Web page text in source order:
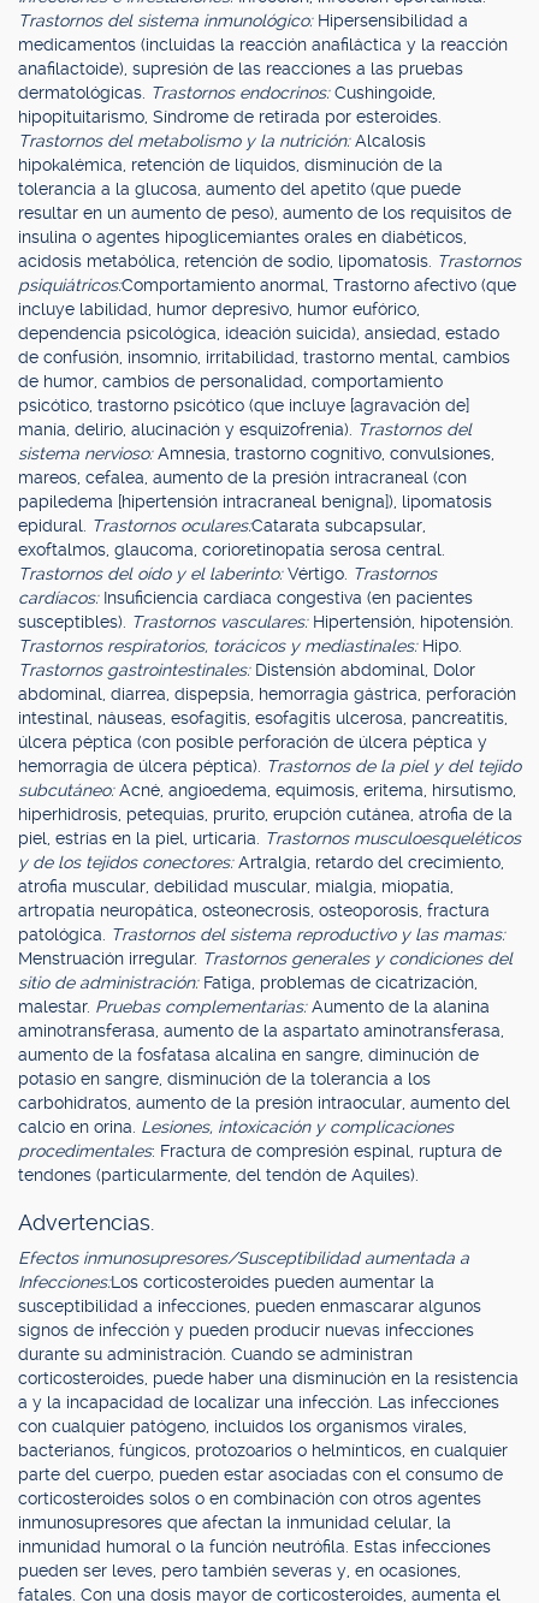
Trastornos del sistema inmunológico: Hipersensibilidad a
medicamentos (incluidas la reacción anafiláctica y la reacción
anafilactoide), supresión de las reacciones a las pruebas
dermatológicas. Trastornos endocrinos:Cushingoide,
hipopituitarismo, Síndrome de retirada por esteroides.
Trastornos del metabolismo y la nutrición:Alcalosis
hipokalémica, retención de líquidos, disminución de la
tolerancia a la glucosa, aumento del apetito (que puede
resultar en un aumento de peso), aumento de los requisitos de
insulina o agentes hipoglicemiantes orales en diabéticos,
acidosis metabólica, retención de sodio, lipomatosis. Trastornos
psiquiátricos:Comportamiento anormal, Trastorno afectivo (que
incluye labilidad, humor depresivo, humor eufórico,
dependencia psicológica, ideación suicida), ansiedad, estado
de confusión, insomnio, irritabilidad, trastorno mental, cambios
de humor, cambios de personalidad, comportamiento
psicótico, trastorno psicótico (que incluye [agravación de]
manía, delirio, alucinación y esquizofrenia). Trastornos del
sistema nervioso:Amnesia, trastorno cognitivo, convulsiones,
mareos, cefalea, aumento de la presión intracraneal (con
papiledema [hipertensión intracraneal benigna]), lipomatosis
epidural.
Trastornos oculares:Catarata subcapsular,
exoftalmos, glaucoma, corioretinopatía serosa central.
Trastornos del oído y el laberinto:Vértigo. Trastornos
cardíacos: Insuficiencia cardíaca congestiva (en pacientes
susceptibles). Trastornos vasculares: Hipertensión, hipotensión.
Trastornos respiratorios, torácicos y mediastinales: Hipo.
Trastornos gastrointestinales: Distensión abdominal, Dolor
abdominal, diarrea, dispepsia, hemorragia gástrica, perforación
intestinal, náuseas, esofagitis, esofagitis ulcerosa, pancreatitis,
úlcera péptica (con posible perforación de úlcera péptica y
hemorragia de úlcera péptica). Trastornos de la piel y del tejido
subcutáneo:Acné, angioedema, equimosis, eritema, hirsutismo,
hiperhidrosis, petequias, prurito, erupción cutánea, atrofia de la
piel, estrías en la piel, urticaria.
Trastornos musculoesqueléticos
y de los tejidos conectores:Artralgia, retardo del crecimiento,
atrofia muscular, debilidad muscular, mialgia, miopatía,
artropatía neuropática, osteonecrosis, osteoporosis, fractura
patológica.
Trastornos del sistema reproductivo y las mamas:
Menstruación irregular. Trastornos generales y condiciones del
sitio de administración: Fatiga, problemas de cicatrización,
malestar. Pruebas complementarias:Aumento de la alanina
aminotransferasa, aumento de la aspartato aminotransferasa,
aumento de la fosfatasa alcalina en sangre, diminución de
potasio en sangre, disminución de la tolerancia a los
carbohidratos, aumento de la presión intraocular, aumento del
calcio en orina. Lesiones, intoxicación y complicaciones
procedimentales: Fractura de compresión espinal, ruptura de
tendones (particularmente, del tendón de Aquiles).
Advertencias.
Efectos inmunosupresores/Susceptibilidad aumentada a
Infecciones:Los corticosteroides pueden aumentar la
susceptibilidad a infecciones, pueden enmascarar algunos
signos de infección y pueden producir nuevas infecciones
durante su administración. Cuando se administran
corticosteroides, puede haber una disminución en la resistencia
a y la incapacidad de localizar una infección. Las infecciones
con cualquier patógeno, incluidos los organismos virales,
bacterianos, fúngicos, protozoarios o helmínticos, en cualquier
parte del cuerpo, pueden estar asociadas con el consumo de
corticosteroides solos o en combinación con otros agentes
inmunosupresores que afectan la inmunidad celular, la
inmunidad humoral o la función neutrófila. Estas infecciones
pueden ser leves, pero también severas y, en ocasiones,
fatales. Con una dosis mayor de corticosteroides, aumenta el